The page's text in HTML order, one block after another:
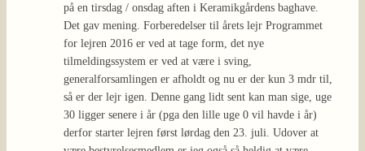
på en tirsdag / onsdag aften i Keramikgårdens baghave.
Det gav mening. Forberedelser til årets lejr Programmet
for lejren 2016 er ved at tage form, det nye
tilmeldingssystem er ved at være i sving,
generalforsamlingen er afholdt og nu er der kun 3 mdr til,
så er der lejr igen. Denne gang lidt sent kan man sige, uge
30 ligger senere i år (pga den lille uge 0 vil havde i år)
derfor starter lejren først lørdag den 23. juli. Udover at